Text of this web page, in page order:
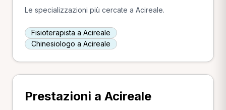
Le specializzazioni più cercate a Acireale.
Fisioterapista a Acireale
Chinesiologo a Acireale
Prestazioni a Acireale